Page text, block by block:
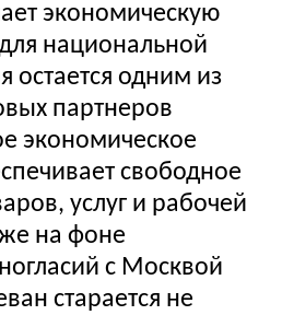
экономическую
национальной
остается одним из
партнеров
экономическое
свободное
услуг и рабочей
на фоне
с Москвой
старается не